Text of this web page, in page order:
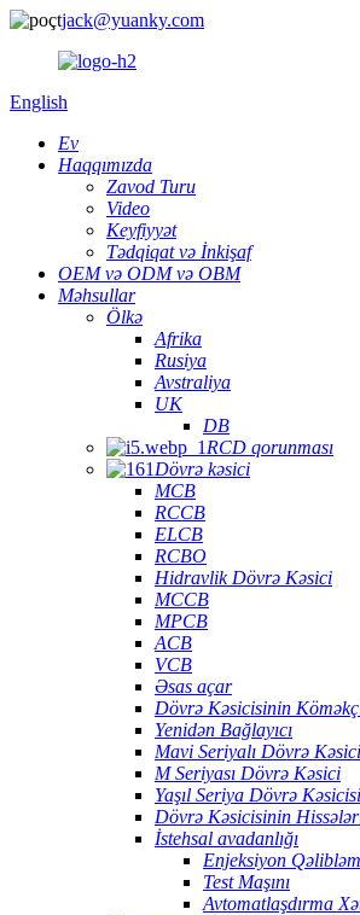
jack@yuanky.com
English
Ev
Haqqımızda
Zavod Turu
Video
Keyfiyyət
Tədqiqat və İnkişaf
OEM və ODM və OBM
Məhsullar
Ölkə
Afrika
Rusiya
Avstraliya
UK
DB
RCD qorunması
Dövrə kəsici
MCB
RCCB
ELCB
RCBO
Hidravlik Dövrə Kəsici
MCCB
MPCB
ACB
VCB
Əsas açar
Dövrə Kəsicisinin
Yenidən Bağlayıcı
Mavi Seriyalı Dövrə Kəsici
M Seriyası Dövrə Kəsici
Yaşıl Seriya Dövrə Kəsicisi
Dövrə Kəsicisinin
İstehsal avadanlığı
Enjeksiyon
Test Maşını
Avtomatlaşdırma